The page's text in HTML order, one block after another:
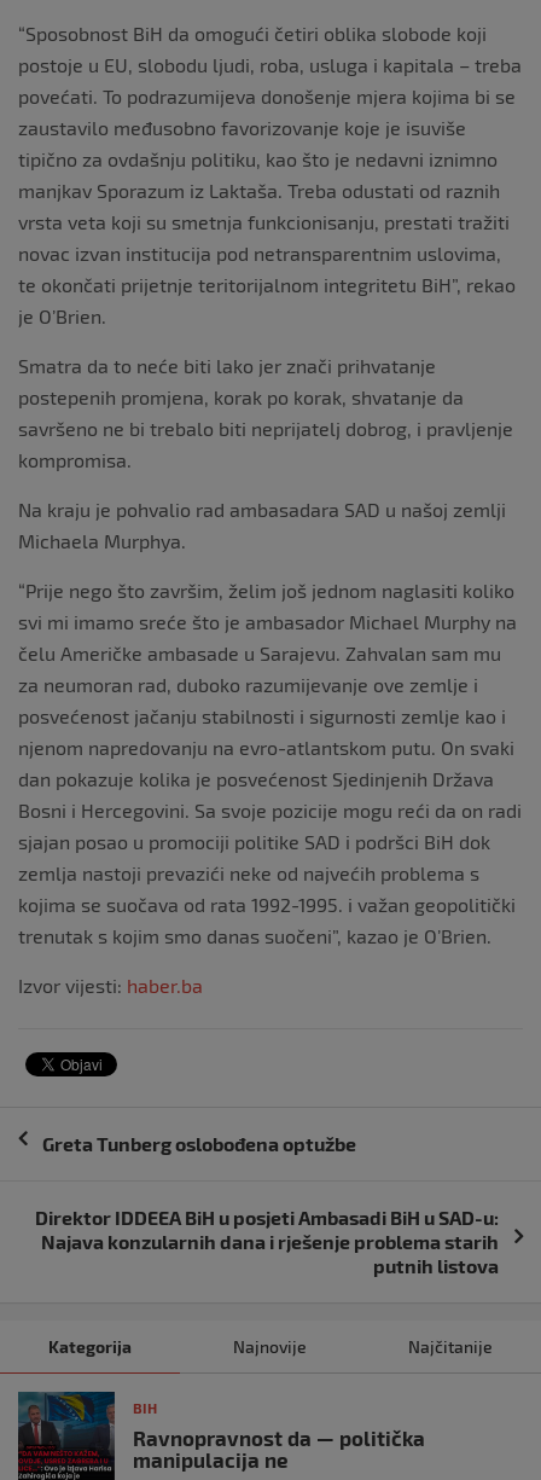
“Sposobnost BiH da omogući četiri oblika slobode koji
postoje u EU, slobodu ljudi, roba, usluga i kapitala – treba
povećati. To podrazumijeva donošenje mjera kojima bi se
zaustavilo međusobno favorizovanje koje je isuviše
tipično za ovdašnju politiku, kao što je nedavni iznimno
manjkav Sporazum iz Laktaša. Treba odustati od raznih
vrsta veta koji su smetnja funkcionisanju, prestati tražiti
novac izvan institucija pod netransparentnim uslovima,
te okončati prijetnje teritorijalnom integritetu BiH”, rekao
je O’Brien.
Smatra da to neće biti lako jer znači prihvatanje
postepenih promjena, korak po korak, shvatanje da
savršeno ne bi trebalo biti neprijatelj dobrog, i pravljenje
kompromisa.
Na kraju je pohvalio rad ambasadara SAD u našoj zemlji
Michaela Murphya.
“Prije nego što završim, želim još jednom naglasiti koliko
svi mi imamo sreće što je ambasador Michael Murphy na
čelu Američke ambasade u Sarajevu. Zahvalan sam mu
za neumoran rad, duboko razumijevanje ove zemlje i
posvećenost jačanju stabilnosti i sigurnosti zemlje kao i
njenom napredovanju na evro-atlantskom putu. On svaki
dan pokazuje kolika je posvećenost Sjedinjenih Država
Bosni i Hercegovini. Sa svoje pozicije mogu reći da on radi
sjajan posao u promociji politike SAD i podršci BiH dok
zemlja nastoji prevazići neke od najvećih problema s
kojima se suočava od rata 1992-1995. i važan geopolitički
trenutak s kojim smo danas suočeni”, kazao je O’Brien.
Izvor vijesti: haber.ba
Navigacija
Greta Tunberg oslobođena optužbe
Direktor IDDEEA BiH u posjeti Ambasadi BiH u SAD-u:
Najava konzularnih dana i rješenje problema starih
putnih listova
Kategorija Najnovije Najčitanije
BIH
Ravnopravnost da — politička
manipulacija ne